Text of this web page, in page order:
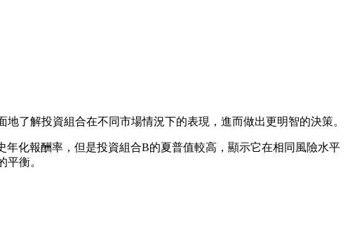
了解投資組合在不同市場情況下的表現，進而做出更明智的決策。
化報酬率，但是投資組合B的夏普值較高，顯示它在相同風險水平
衡。